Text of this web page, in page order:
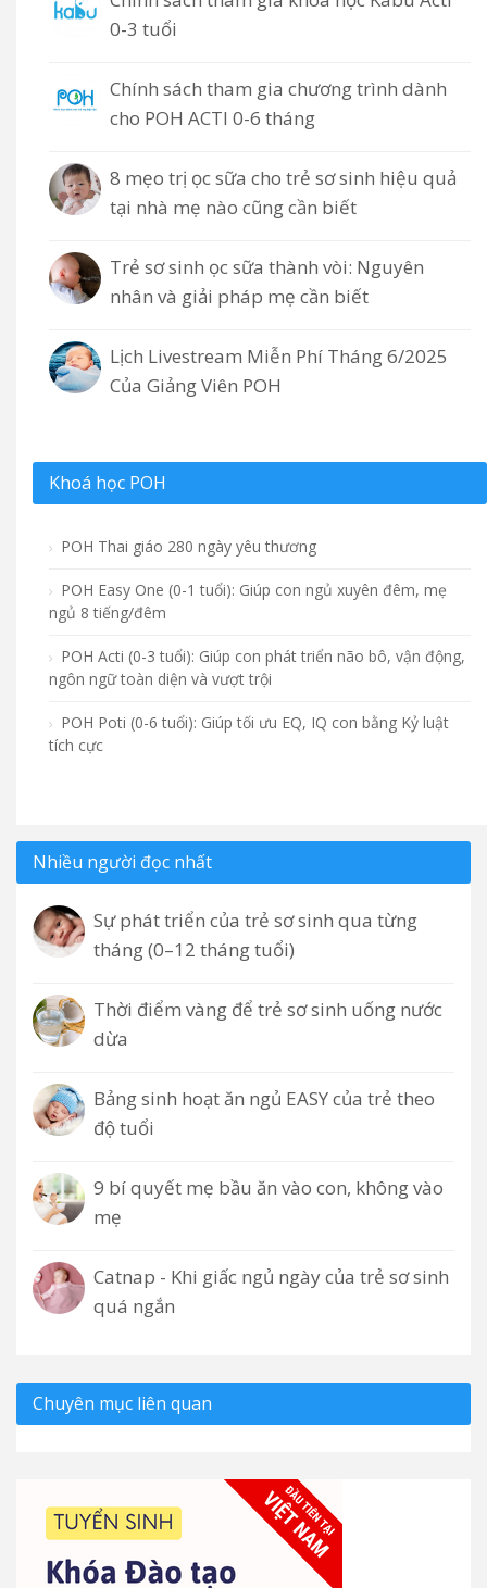
0-3 tuổi
Chính sách tham gia chương trình dành
cho POH ACTI 0-6 tháng
8 mẹo trị ọc sữa cho trẻ sơ sinh hiệu quả
tại nhà mẹ nào cũng cần biết
Trẻ sơ sinh ọc sữa thành vòi: Nguyên
nhân và giải pháp mẹ cần biết
Lịch Livestream Miễn Phí Tháng 6/2025
Của Giảng Viên POH
Khoá học POH
POH Thai giáo 280 ngày yêu thương
POH Easy One (0-1 tuổi): Giúp con ngủ xuyên đêm, mẹ
ngủ 8 tiếng/đêm
POH Acti (0-3 tuổi): Giúp con phát triển não bô, vận động,
ngôn ngữ toàn diện và vượt trội
POH Poti (0-6 tuổi): Giúp tối ưu EQ, IQ con bằng Kỷ luật
tích cực
Nhiều người đọc nhất
Sự phát triển của trẻ sơ sinh qua từng
tháng (0–12 tháng tuổi)
Thời điểm vàng để trẻ sơ sinh uống nước
dừa
Bảng sinh hoạt ăn ngủ EASY của trẻ theo
độ tuổi
9 bí quyết mẹ bầu ăn vào con, không vào
mẹ
Catnap - Khi giấc ngủ ngày của trẻ sơ sinh
quá ngắn
Chuyên mục liên quan